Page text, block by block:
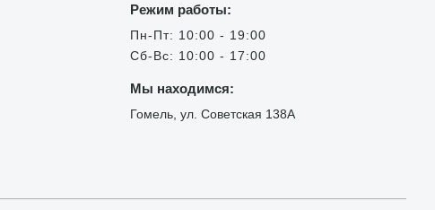
Режим работы:
Пн-Пт: 10:00 - 19:00
Сб-Вс: 10:00 - 17:00
Мы находимся:
Гомель, ул. Советская 138А